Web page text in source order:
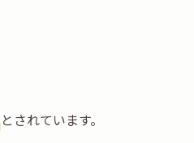
とされています。